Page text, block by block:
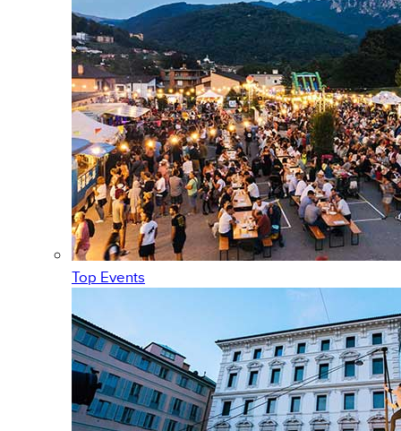
Top Events